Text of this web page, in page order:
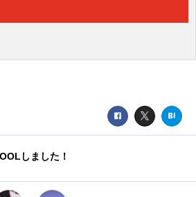
しました！